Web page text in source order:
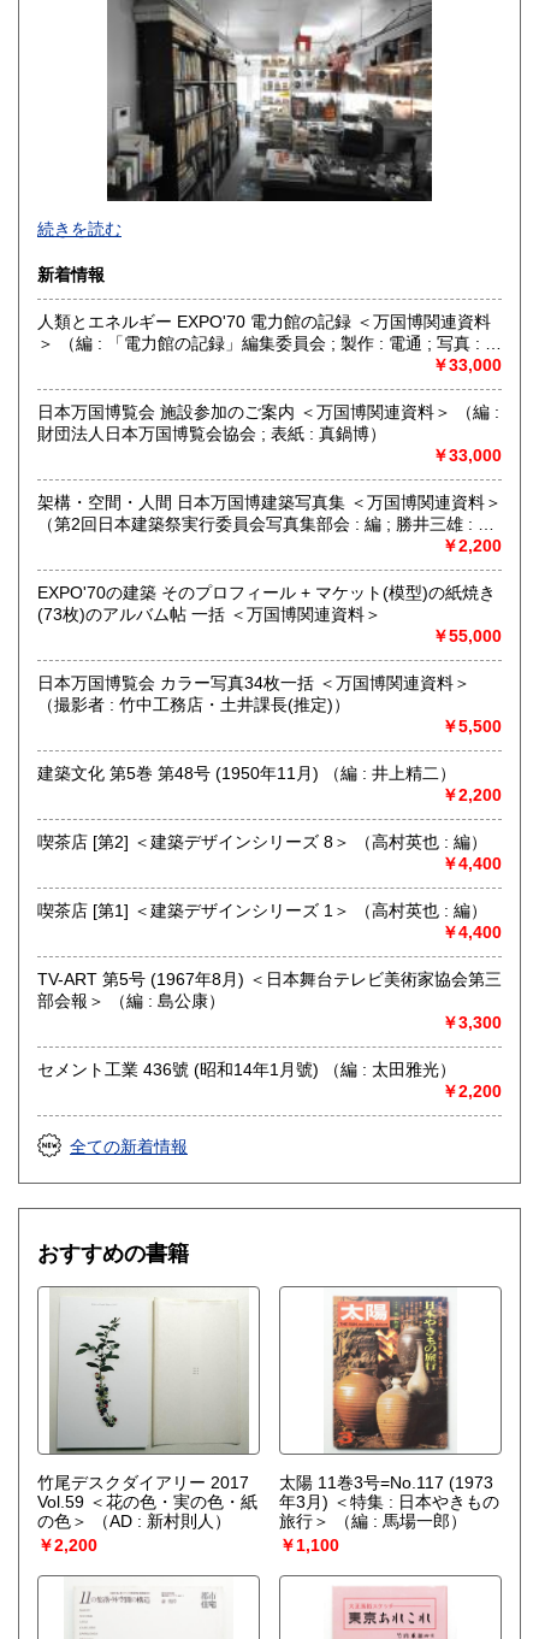
185円 長崎県
185円 大分県
185円 鹿児島県
185円
グラフィックデザイン、イラストレーション、タイポグラフ
ィ、プロダクトデザイン、インテリア、建築、広告、写真に
関する資料を扱っています。買取りも積極的に行っておりま
すので、出張・宅配買取ともに、お気軽にご連絡ください。
沿線名：東京メトロ日比谷線
最寄駅：人形町
定休日：土曜日・日曜日・祝日
書籍の買取について
書籍、雑誌の買取り強化中です。グラフィックデザイン、イ
ラストレーション、タイポグラフィ、プロダクトデザイン、
インテリア、建築、広告、写真、美術関係の蔵書の処分をお
考えの際にはメール、電話、ファックスでご連絡下さい。誠
実にお見積り致します。
取り扱い分野
グラフィックデザイン、イラストレーション、プロダクトデ
ザイン、建築、インテリアデザイン、美術、工芸、広告、写
真、印刷(タイポグラフィー)
続きを読む
新着情報
人類とエネルギー EXPO'70 電力館の記録 ＜万国博関連資料
＞ （編 : 「電力館の記録」編集委員会 ; 製作 : 電通 ; 写真 : 井
￥33,000
日本万国博覧会 施設参加のご案内 ＜万国博関連資料＞ （編 :
財団法人日本万国博覧会協会 ; 表紙 : 真鍋博）
￥33,000
架構・空間・人間 日本万国博建築写真集 ＜万国博関連資料＞
（第2回日本建築祭実行委員会写真集部会 : 編 ; 勝井三雄 : ア
￥2,200
EXPO'70の建築 そのプロフィール + マケット(模型)の紙焼き
(73枚)のアルバム帖 一括 ＜万国博関連資料＞
￥55,000
日本万国博覧会 カラー写真34枚一括 ＜万国博関連資料＞
（撮影者 : 竹中工務店・土井課長(推定)）
￥5,500
建築文化 第5巻 第48号 (1950年11月) （編 : 井上精二）
￥2,200
喫茶店 [第2] ＜建築デザインシリーズ 8＞ （高村英也 : 編）
￥4,400
喫茶店 [第1] ＜建築デザインシリーズ 1＞ （高村英也 : 編）
￥4,400
TV-ART 第5号 (1967年8月) ＜日本舞台テレビ美術家協会第三
部会報＞ （編 : 島公康）
￥3,300
セメント工業 436號 (昭和14年1月號) （編 : 太田雅光）
￥2,200
全ての新着情報
おすすめの書籍
竹尾デスクダイアリー 2017
Vol.59 ＜花の色・実の色・紙
の色＞
（AD : 新村則人）
￥2,200
太陽 11巻3号=No.117 (1973
年3月) ＜特集 : 日本やきもの
旅行＞
（編 : 馬場一郎）
￥1,100